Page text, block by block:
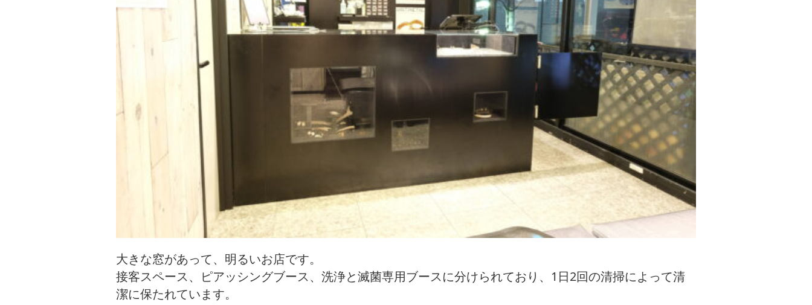
大きな窓があって、明るいお店です。
接客スペース、ピアッシングブース、洗浄と滅菌専用ブースに分けられており、1日2回の清掃によって清
潔に保たれています。